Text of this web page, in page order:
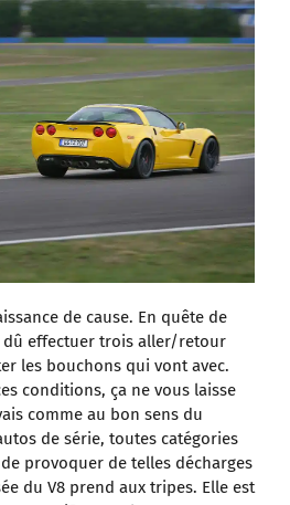
de cause. En quête de
dû effectuer trois aller/retour
les bouchons qui vont avec.
conditions, ça ne vous laisse
comme au bon sens du
de série, toutes catégories
provoquer de telles décharges
du V8 prend aux tripes. Elle est